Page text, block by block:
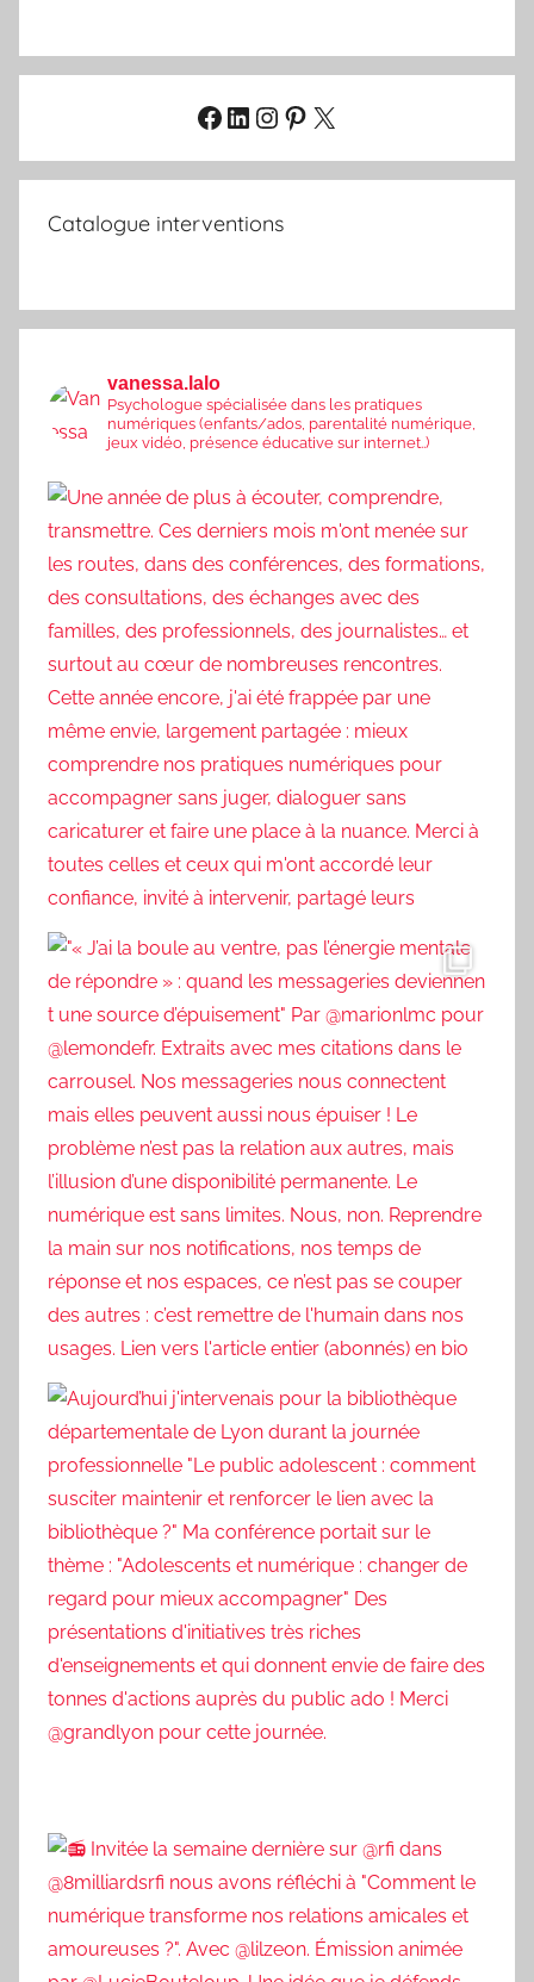
Facebook
LinkedIn
Instagram
Pinterest
X
Catalogue interventions
vanessa.lalo
Psychologue spécialisée dans les pratiques
numériques (enfants/ados, parentalité numérique,
jeux vidéo, présence éducative sur internet..)